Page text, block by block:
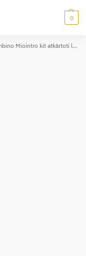
0
Miointro kit atkārtoti lietojamo autiņu komplekts 5/7 kg